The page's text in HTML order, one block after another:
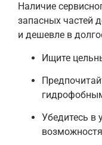
Наличие
запасных частей
и дешевле в
Ищите
Убедитесь в